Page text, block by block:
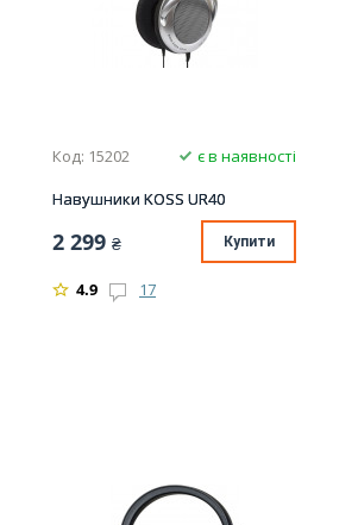
Код: 15202
є в наявності
Навушники KOSS UR40
2 299 ₴ Купити
4.9 17